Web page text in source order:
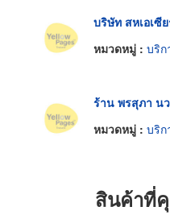
บริษัท สหเอเซี
หมวดหมู่ : บริก
ร้าน พรสุภา น
หมวดหมู่ : บริก
สินค้าที่